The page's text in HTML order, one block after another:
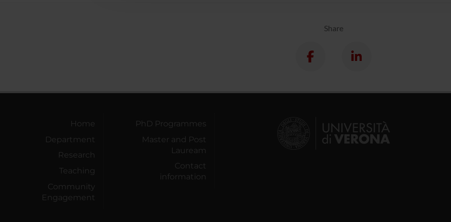
Share
Home
Department
Research
Teaching
Community
Engagement
PhD Programmes
Master and Post
Lauream
Contact
information